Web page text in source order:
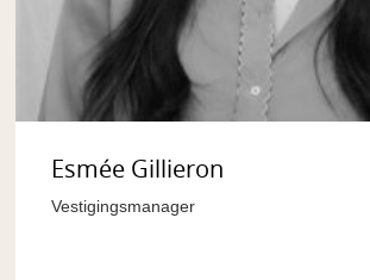
Esmée Gillieron
Vestigingsmanager